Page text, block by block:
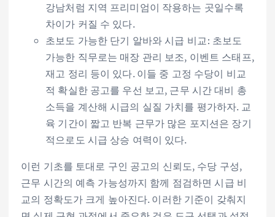
강남처럼 지역 프리미엄이 작용하는 곳일수록
차이가 커질 수 있다.
초보도 가능한 단기 알바와 시급 비교: 초보도
가능한 직무로는 매장 관리 보조, 이벤트 스태프,
재고 정리 등이 있다. 이들 중 고정 수당이 비교
적 확실한 공고를 우선 보고, 근무 시간 대비 총
소득을 계산해 시급의 실질 가치를 평가하자. 교
육 기간이 짧고 반복 근무가 많은 포지션은 장기
적으로도 시급 상승 여력이 있다.
이런 기초를 토대로 구인 공고의 신뢰도, 수당 구성,
근무 시간의 예측 가능성까지 함께 점검하면 시급 비
교의 정확도가 크게 높아진다. 이러한 기준이 갖춰지